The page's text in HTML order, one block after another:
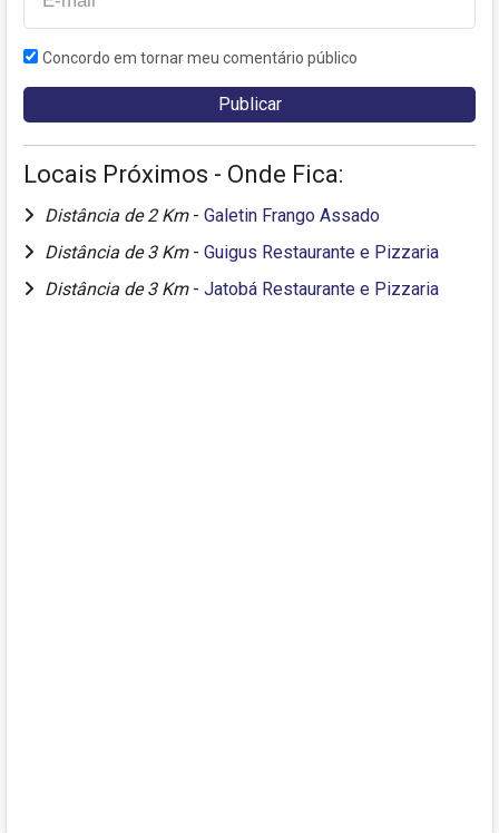
Concordo em tornar meu comentário público
Locais Próximos - Onde Fica:
Distância de 2 Km - Galetin Frango Assado
Distância de 3 Km - Guigus Restaurante e Pizzaria
Distância de 3 Km - Jatobá Restaurante e Pizzaria